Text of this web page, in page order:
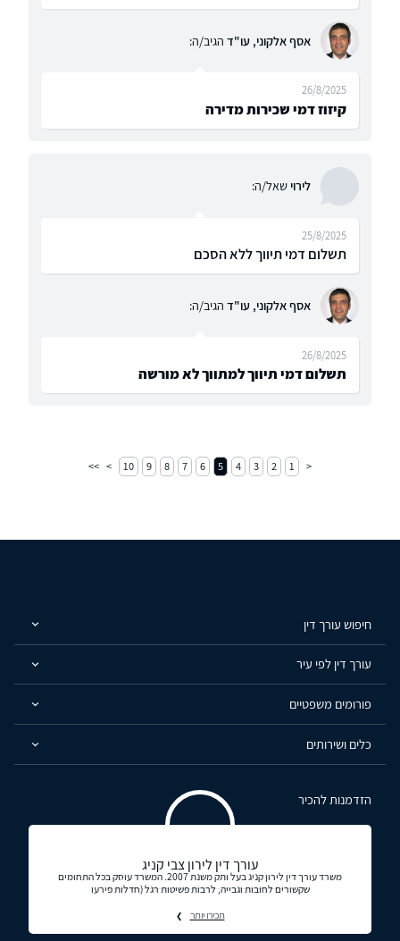
אסף אלקוני, עו"ד הגיב/ה:
קיזוז דמי שכירות מדירה
26/8/2025
לירוישאל/ה:
תשלום דמי תיווך ללא הסכם
25/8/2025
אסף אלקוני, עו"ד הגיב/ה:
תשלום דמי תיווך למתווך לא מורשה
26/8/2025
1
2
3
4
5
6
7
8
9
10
חיפוש עורך דין
עורך דין לפי עיר
פורומים משפטיים
כלים ושירותים
הזדמנות להכיר
עורך דין לירון צבי קניג
משרד עורך דין לירון קניג בעל ותק משנת 2007. המשרד עוסק בכל התחומים
שקשורים לחובות וגבייה, לרבות פשיטות רגל (חדלות פירעו
תכירו יותר